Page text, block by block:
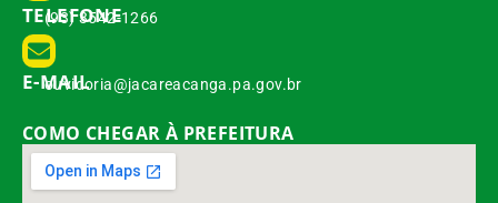
TELEFONE
(93) 3542-1266
E-MAIL
ouvidoria@jacareacanga.pa.gov.br
COMO CHEGAR À PREFEITURA